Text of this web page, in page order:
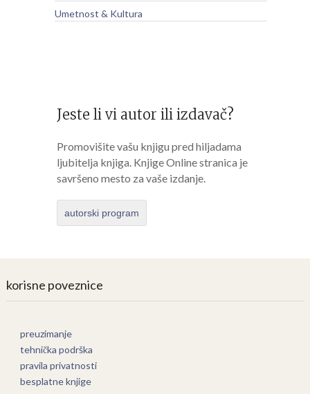
Umetnost & Kultura
Jeste li vi autor ili izdavač?
Promovišite vašu knjigu pred hiljadama
ljubitelja knjiga. Knjige Online stranica je
savršeno mesto za vaše izdanje.
autorski program
korisne poveznice
preuzimanje
tehnička podrška
pravila privatnosti
besplatne knjige